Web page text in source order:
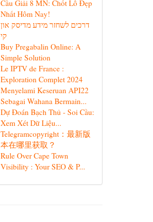
Cầu Giải 8 MN: Chốt Lô Đẹp
Nhất Hôm Nay!
דרכים לשחזר מידע מדיסק און
קי
Buy Pregabalin Online: A
Simple Solution
Le IPTV de France :
Exploration Complet 2024
Menyelami Keseruan API22
Sebagai Wahana Bermain...
Dự Đoán Bạch Thủ - Soi Cầu:
Xem Xét Dữ Liệu...
Telegramcopyright：最新版
本在哪里获取？
Rule Over Cape Town
Visibility : Your SEO & P...